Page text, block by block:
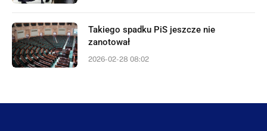
Takiego spadku PiS jeszcze nie
zanotował
2026-02-28 08:02